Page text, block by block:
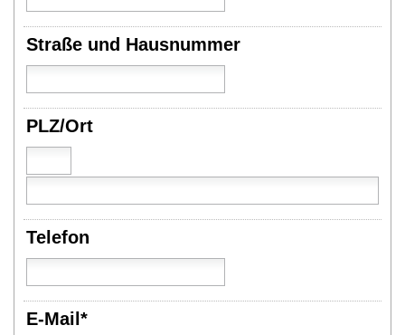
Straße und Hausnummer
PLZ/Ort
Telefon
E-Mail*